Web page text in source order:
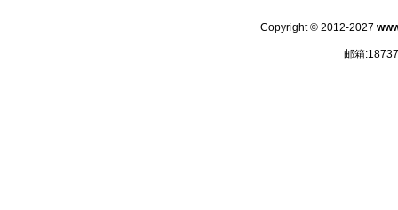
Copyright © 2012-2027
邮箱